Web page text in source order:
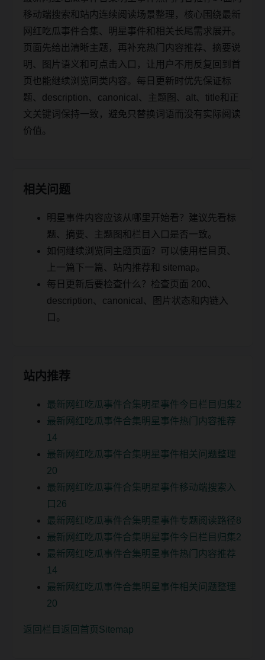
移动端搜索和站内连续阅读场景整理，核心围绕最新
网红吃瓜事件合集、明星事件和相关长尾需求展开。
页面先给出清晰主题，再补充热门内容推荐、摘要说
明、图片语义和可点击入口，让用户不用反复回到首
页也能继续浏览同类内容。每日更新时优先保证标
题、description、canonical、主题图、alt、title和正
文关键词保持一致，避免只替换词语而没有实际阅读
价值。
相关问题
明星事件内容应该从哪里开始看？建议先看标
题、摘要、主题图和栏目入口是否一致。
如何继续浏览同主题页面？可以使用栏目页、
上一篇下一篇、站内推荐和 sitemap。
每日更新后要检查什么？检查页面 200、
description、canonical、图片状态和内链入
口。
站内推荐
最新网红吃瓜事件合集明星事件今日栏目归集2
最新网红吃瓜事件合集明星事件热门内容推荐
14
最新网红吃瓜事件合集明星事件相关问题整理
20
最新网红吃瓜事件合集明星事件移动端搜索入
口26
最新网红吃瓜事件合集明星事件专题阅读路径8
最新网红吃瓜事件合集明星事件今日栏目归集2
最新网红吃瓜事件合集明星事件热门内容推荐
14
最新网红吃瓜事件合集明星事件相关问题整理
20
返回栏目 返回首页 Sitemap